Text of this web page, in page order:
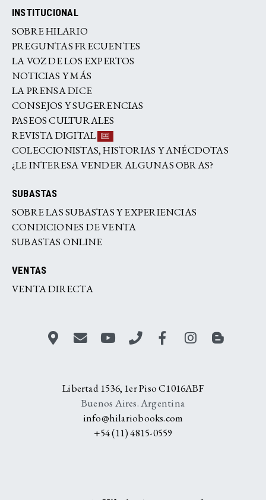
INSTITUCIONAL
SOBRE HILARIO
PREGUNTAS FRECUENTES
LA VOZ DE LOS EXPERTOS
NOTICIAS Y MÁS
LA PRENSA DICE
CONSEJOS Y SUGERENCIAS
PASEOS CULTURALES
REVISTA DIGITAL
COLECCIONISTAS, HISTORIAS Y ANÉCDOTAS
¿LE INTERESA VENDER ALGUNAS OBRAS?
SUBASTAS
SOBRE LAS SUBASTAS Y EXPERIENCIAS
CONDICIONES DE VENTA
SUBASTAS ONLINE
VENTAS
VENTA DIRECTA
Libertad 1536, 1er Piso C1016ABF
Buenos Aires. Argentina
info@hilariobooks.com
+54 (11) 4815-0559